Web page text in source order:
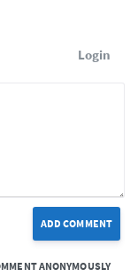
Login
ADD COMMENT
ANONYMOUSLY